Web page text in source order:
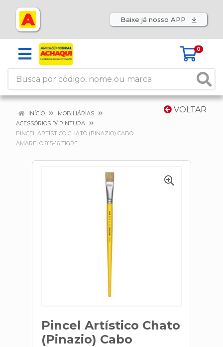
Baixe já nosso APP
0
VOLTAR
INÍCIO
IMOBILIÁRIAS
ACESSÓRIOS P/ PINTURA
PINCEL ARTÍSTICO CHATO (PINAZIO) CABO
AMARELO 815-16 TIGRE
Pincel Artístico Chato
(Pinazio) Cabo